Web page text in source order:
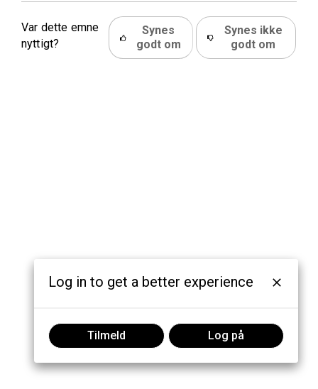
Var dette emne
nyttigt?
Synes
godt om
Synes ikke
godt om
Log in to get a better experience
Tilmeld Log på